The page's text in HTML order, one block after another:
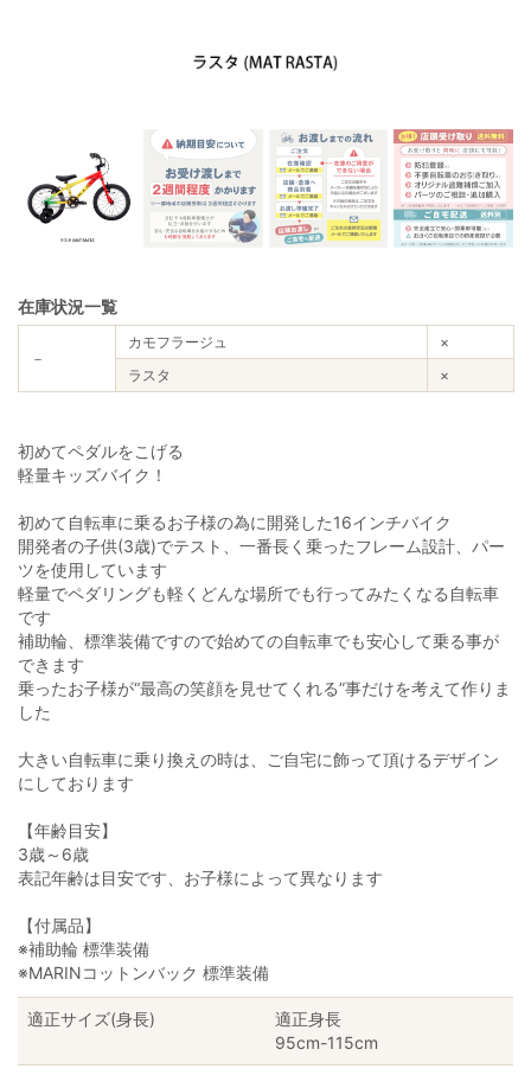
在庫状況一覧
－
カモフラージュ
×
ラスタ
×
初めてペダルをこげる
軽量キッズバイク！
初めて自転車に乗るお子様の為に開発した16インチバイク
開発者の子供(3歳)でテスト、一番長く乗ったフレーム設計、パー
ツを使用しています
軽量でペダリングも軽くどんな場所でも行ってみたくなる自転車
です
補助輪、標準装備ですので始めての自転車でも安心して乗る事が
できます
乗ったお子様が“最高の笑顔を見せてくれる”事だけを考えて作りま
した
大きい自転車に乗り換えの時は、ご自宅に飾って頂けるデザイン
にしております
【年齢目安】
3歳～6歳
表記年齢は目安です、お子様によって異なります
【付属品】
※補助輪 標準装備
※MARINコットンバック 標準装備
適正サイズ(身長)
適正身長
95cm-115cm